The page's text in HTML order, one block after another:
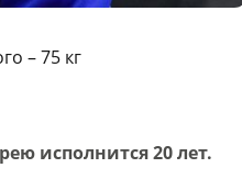
– 75 кг
исполнится 20 лет.